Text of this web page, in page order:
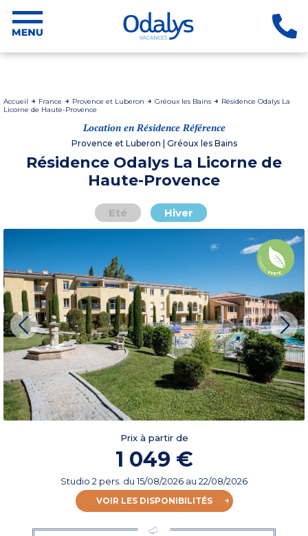
Accueil France Provence et Luberon Gréoux les Bains
Résidence Odalys La
Licorne de Haute-Provence
Location en Résidence Référence
Provence et Luberon | Gréoux les Bains
Résidence Odalys La Licorne de
Haute-Provence
Eté Hiver
Prix à partir de
1 049 €
Studio 2 pers. du15/08/2026 au 22/08/2026
VOIR LES DISPONIBILITÉS